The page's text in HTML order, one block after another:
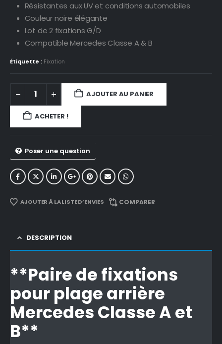
Résistantes aux UV et conditions automobiles
Couleur noire élégante
Lot de 2 fixations G/D
Compatible Mercedes Classe A & B
Étiquette : Fixation
AJOUTER AU PANIER
ACHETER !
Poser une question
AJOUTER À LA LISTE D’ENVIES COMPARER
DESCRIPTION
**Paire de fixations
pour plage arrière
Mercedes Classe A et
B**